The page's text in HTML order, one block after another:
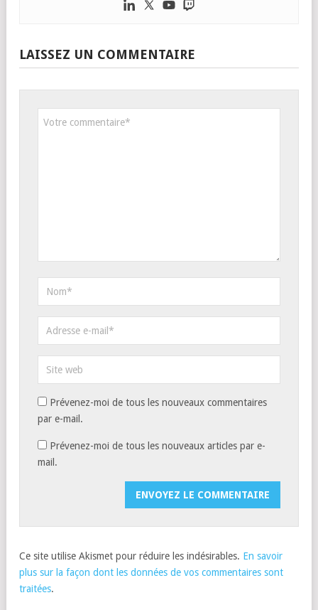
LAISSEZ UN COMMENTAIRE
Prévenez-moi de tous les nouveaux commentaires
par e-mail.
Prévenez-moi de tous les nouveaux articles par e-
mail.
Ce site utilise Akismet pour réduire les indésirables. En savoir
plus sur la façon dont les données de vos commentaires sont
traitées.